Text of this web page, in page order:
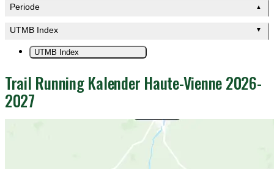
Periode ▲
UTMB Index ▼
UTMB Index
Trail Running Kalender Haute-Vienne 2026-
2027